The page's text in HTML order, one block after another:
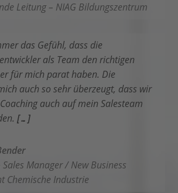
Leitung – NIAG Bildungszentrum
das Gefühl, dass die
als Team den richtigen
für mich parat haben. Die
auch so sehr überzeugt, dass wir
auch auf mein Salesteam
[…]
Manager / New Business
Chemische Industrie